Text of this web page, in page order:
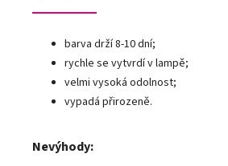
barva drží 8-10 dní;
rychle se vytvrdí v lampě;
velmi vysoká odolnost;
vypadá přirozeně.
Nevýhody: